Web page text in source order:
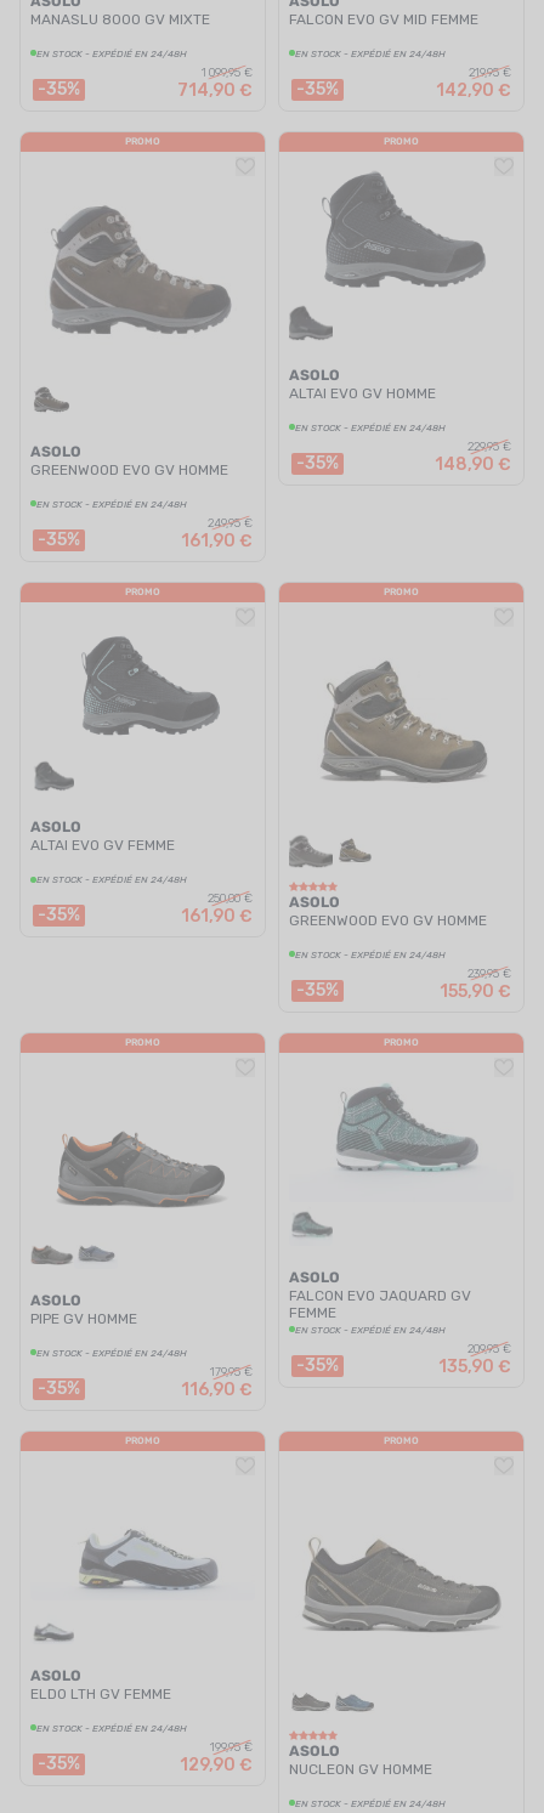
MANASLU 8000 GV MIXTE
EN STOCK - EXPÉDIÉ EN 24/48H
-35%
1 099,95 €
714,90 €
FALCON EVO GV MID FEMME
EN STOCK - EXPÉDIÉ EN 24/48H
-35%
219,95 €
142,90 €
PROMO
ASOLO
GREENWOOD EVO GV HOMME
EN STOCK - EXPÉDIÉ EN 24/48H
-35%
249,95 €
161,90 €
PROMO
ASOLO
ALTAI EVO GV HOMME
EN STOCK - EXPÉDIÉ EN 24/48H
-35%
229,95 €
148,90 €
PROMO
ASOLO
ALTAI EVO GV FEMME
EN STOCK - EXPÉDIÉ EN 24/48H
-35%
250,00 €
161,90 €
PROMO
ASOLO
GREENWOOD EVO GV HOMME
EN STOCK - EXPÉDIÉ EN 24/48H
-35%
239,95 €
155,90 €
PROMO
ASOLO
PIPE GV HOMME
EN STOCK - EXPÉDIÉ EN 24/48H
-35%
179,95 €
116,90 €
PROMO
ASOLO
FALCON EVO JAQUARD GV
FEMME
EN STOCK - EXPÉDIÉ EN 24/48H
-35%
209,95 €
135,90 €
PROMO
ASOLO
ELDO LTH GV FEMME
EN STOCK - EXPÉDIÉ EN 24/48H
-35%
199,95 €
129,90 €
PROMO
ASOLO
NUCLEON GV HOMME
EN STOCK - EXPÉDIÉ EN 24/48H